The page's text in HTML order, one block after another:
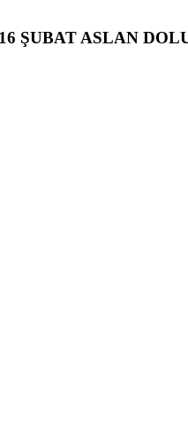
ŞUBAT ASLAN